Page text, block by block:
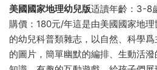
美國國家地理幼兒版适讀年齡：3-8
購價：180元/年這是由美國國家地
的幼兒科普類雜志，以自然、科學
的圖片，簡單幽默的編排、生動活